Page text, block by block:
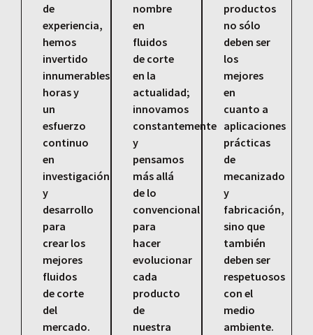
de
experiencia,
hemos
invertido
innumerables
horas y
un
esfuerzo
continuo
en
investigación
y
desarrollo
para
crear los
mejores
fluidos
de corte
del
mercado.
nombre
en
fluidos
de corte
en la
actualidad;
innovamos
constantemente
y
pensamos
más allá
de lo
convencional
para
hacer
evolucionar
cada
producto
de
nuestra
productos
no sólo
deben ser
los
mejores
en
cuanto a
aplicaciones
prácticas
de
mecanizado
y
fabricación,
sino que
también
deben ser
respetuosos
con el
medio
ambiente.